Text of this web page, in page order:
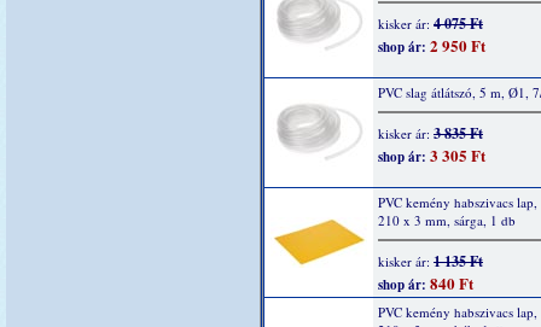
kisker ár: 4 075 Ft
shop ár: 2 950 Ft
PVC slag átlátszó, 5 m, Ø1,
kisker ár: 3 835 Ft
shop ár: 3 305 Ft
PVC kemény habszivacs
210 x 3 mm, sárga, 1 db
kisker ár: 1 135 Ft
shop ár: 840 Ft
PVC kemény habszivacs